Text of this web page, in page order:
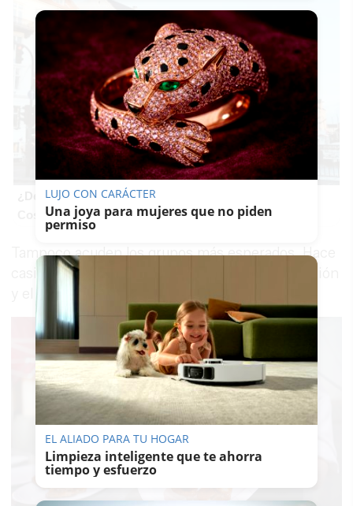
¿De verdad hacen esto?
Costumbres que rompen todos los esquemas
Tampoco acuden los grupos más esperados. Hace
casi dos décadas que dejaron de tener esa función
y el público lo aceptó con naturalidad.
LUJO CON CARÁCTER
Una joya para mujeres que no piden
permiso
EL ALIADO PARA TU HOGAR
Limpieza inteligente que te ahorra
tiempo y esfuerzo